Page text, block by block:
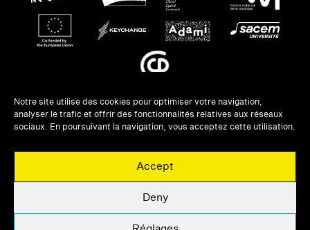
Notre site utilise des cookies pour optimiser votre navigation,
analyser le trafic et offrir des fonctionnalités relatives aux réseaux
sociaux. En poursuivant la navigation, vous acceptez cette utilisation.
Accept
Deny
NEWSLETTERS
PRIVATISATION